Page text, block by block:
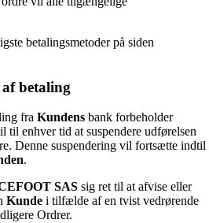
betalingsmetoder på siden
betaling
fra Kundens bank forbeholder
til enhver tid at suspendere udførelsen
Denne suspendering vil fortsætte indtil
.
SAS sig ret til at afvise eller
Kunde i tilfælde af en tvist vedrørende
Ordrer.